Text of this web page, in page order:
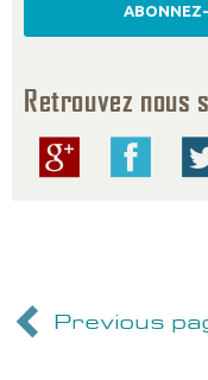
Retrouvez nous
Previous